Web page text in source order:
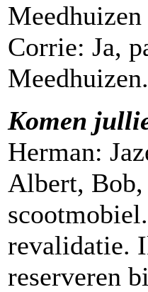
Meedhuizen
Corrie: Ja,
Komen
Herman:
Albert, Bob,
revalidatie.
reserveren